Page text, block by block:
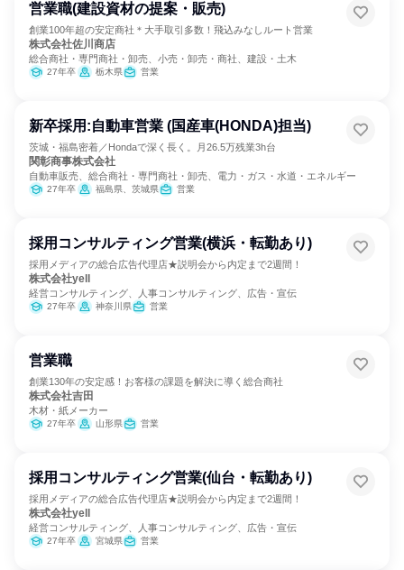
営業職(建設資材の提案・販売)
創業100年超の安定商社＊大手取引多数！飛込みなしルート営業
株式会社佐川商店
総合商社・専門商社・卸売、小売・卸売・商社、建設・土木
27年卒 栃木県 営業
新卒採用:自動車営業 (国産車(HONDA)担当)
茨城・福島密着／Hondaで深く長く。月26.5万残業3h台
関彰商事株式会社
自動車販売、総合商社・専門商社・卸売、電力・ガス・水道・エネルギー
27年卒 福島県、茨城県 営業
採用コンサルティング営業(横浜・転勤あり)
採用メディアの総合広告代理店★説明会から内定まで2週間！
株式会社yell
経営コンサルティング、人事コンサルティング、広告・宣伝
27年卒 神奈川県 営業
営業職
創業130年の安定感！お客様の課題を解決に導く総合商社
株式会社吉田
木材・紙メーカー
27年卒 山形県 営業
採用コンサルティング営業(仙台・転勤あり)
採用メディアの総合広告代理店★説明会から内定まで2週間！
株式会社yell
経営コンサルティング、人事コンサルティング、広告・宣伝
27年卒 宮城県 営業